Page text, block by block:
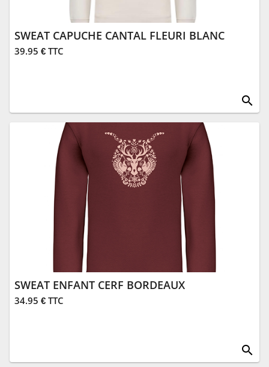
SWEAT CAPUCHE CANTAL FLEURI BLANC
39.95 € TTC
search
SWEAT ENFANT CERF BORDEAUX
34.95 € TTC
search